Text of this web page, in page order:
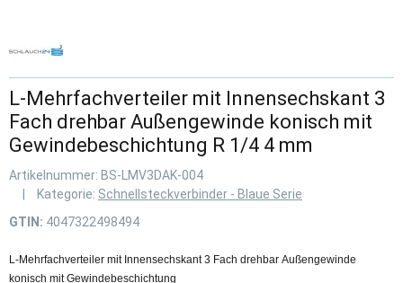
L-Mehrfachverteiler mit Innensechskant 3
Fach drehbar Außengewinde konisch mit
Gewindebeschichtung R 1/4 4 mm
Artikelnummer: BS-LMV3DAK-004
Kategorie: Schnellsteckverbinder - Blaue Serie
GTIN: 4047322498494
L-Mehrfachverteiler mit Innensechskant 3 Fach drehbar Außengewinde
konisch mit Gewindebeschichtung